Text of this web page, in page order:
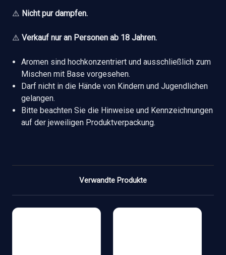
⚠️ Nicht pur dampfen.
⚠️ Verkauf nur an Personen ab 18 Jahren.
Aromen sind hochkonzentriert und ausschließlich zum
Mischen mit Base vorgesehen.
Darf nicht in die Hände von Kindern und Jugendlichen
gelangen.
Bitte beachten Sie die Hinweise und Kennzeichnungen
auf der jeweiligen Produktverpackung.
Verwandte Produkte